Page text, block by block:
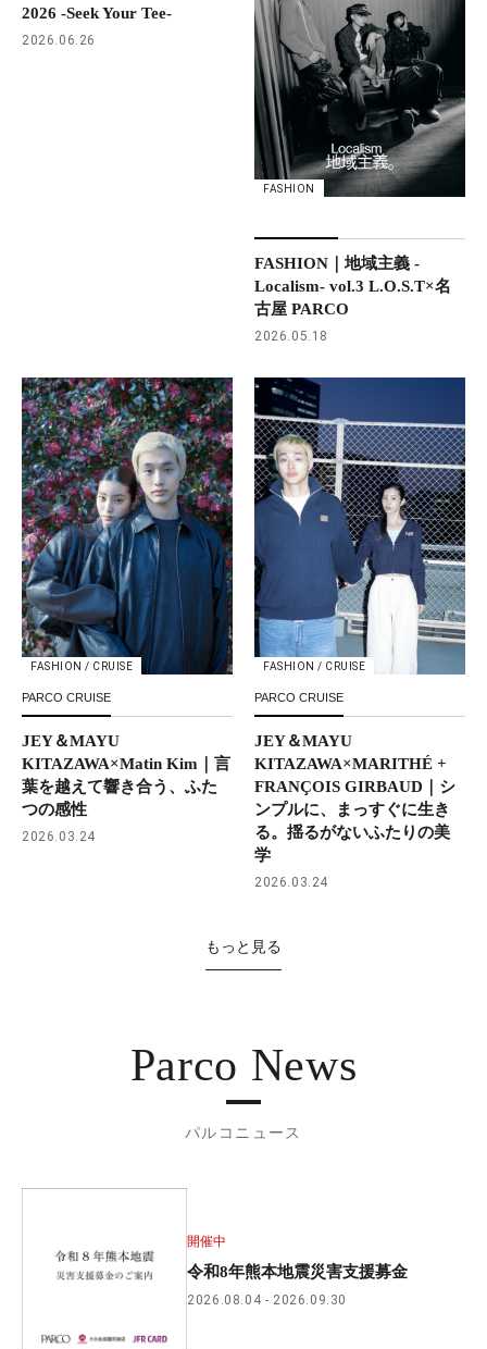
2026 -Seek Your Tee-
2026.06.26
FASHION
FASHION｜地域主義 -
Localism- vol.3 L.O.S.T×名
古屋 PARCO
2026.05.18
FASHION / CRUISE
PARCO CRUISE
JEY＆MAYU
KITAZAWA×Matin Kim｜言
葉を越えて響き合う、ふた
つの感性
2026.03.24
FASHION / CRUISE
PARCO CRUISE
JEY＆MAYU
KITAZAWA×MARITHÉ +
FRANÇOIS GIRBAUD｜シ
ンプルに、まっすぐに生き
る。揺るがないふたりの美
学
2026.03.24
もっと見る
Parco News
パルコニュース
開催中
令和8年熊本地震災害支援募金
2026.08.04 2026.09.30